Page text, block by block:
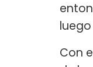
Con